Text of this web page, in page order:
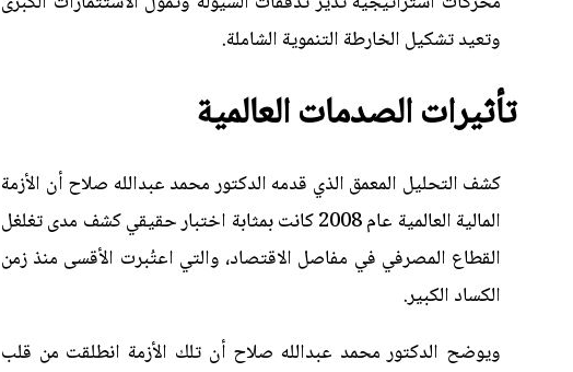
وتعيد تشكيل الخارطة التنموية الشاملة.
تأثيرات الصدمات العالمية
كشف التحليل المعمق الذي قدمه الدكتور محمد عبدالله صلاح أن الأزمة
المالية العالمية عام 2008 كانت بمثابة اختبار حقيقي كشف مدى تغلغل
القطاع المصرفي في مفاصل الاقتصاد، والتي اعتُبرت الأقسى منذ زمن
الكساد الكبير.
ويوضح الدكتور محمد عبدالله صلاح أن تلك الأزمة انطلقت من قلب